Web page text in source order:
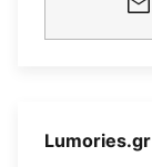
Lumories.gr